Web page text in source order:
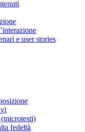
e user stories
fedeltà